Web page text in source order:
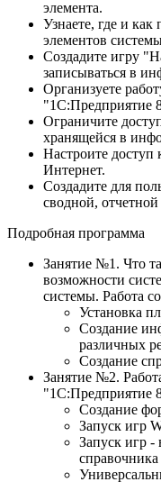
элемента.
Узнаете, где и
элементов
Создадите игру
записываться в
Организуете
"1С:Предприятие
Ограничите
хранящейся в
Настроите
Интернет.
Создадите для
сводной,
Подробная программа
Занятие №1. Что
возможности
системы. Работа
Установка
Создание
различных
Создание
Занятие №2.
"1С:Предприятие
Создание
Запуск игр
Запуск игр
справочника